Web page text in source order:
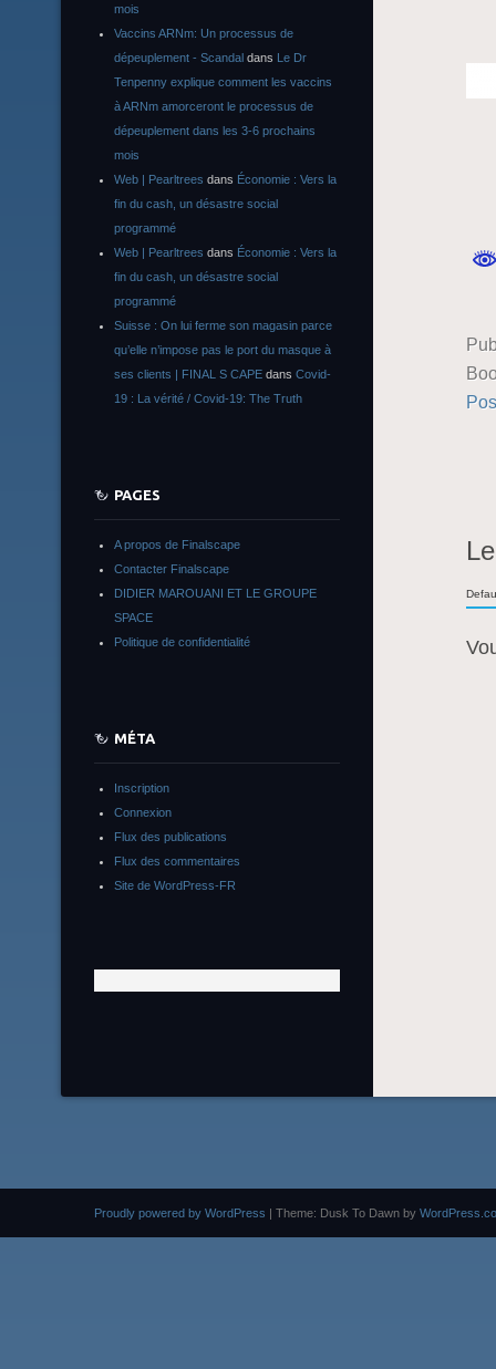
mois
Vaccins ARNm: Un processus de
dépeuplement - Scandal dans Le Dr
Tenpenny explique comment les vaccins
à ARNm amorceront le processus de
dépeuplement dans les 3-6 prochains
mois
Web | Pearltrees dans Économie : Vers la
fin du cash, un désastre social
programmé
Web | Pearltrees dans Économie : Vers la
fin du cash, un désastre social
programmé
Suisse : On lui ferme son magasin parce
qu’elle n’impose pas le port du masque à
ses clients | FINAL S CAPE dans Covid-
19 : La vérité / Covid-19: The Truth
PAGES
A propos de Finalscape
Contacter Finalscape
DIDIER MAROUANI ET LE GROUPE
SPACE
Politique de confidentialité
MÉTA
Inscription
Connexion
Flux des publications
Flux des commentaires
Site de WordPress-FR
Proudly powered by WordPress | Theme: Dusk To Dawn by